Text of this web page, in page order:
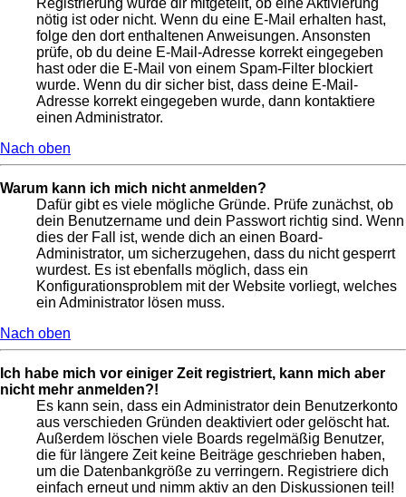
Registrierung wurde dir mitgeteilt, ob eine Aktivierung
nötig ist oder nicht. Wenn du eine E-Mail erhalten hast,
folge den dort enthaltenen Anweisungen. Ansonsten
prüfe, ob du deine E-Mail-Adresse korrekt eingegeben
hast oder die E-Mail von einem Spam-Filter blockiert
wurde. Wenn du dir sicher bist, dass deine E-Mail-
Adresse korrekt eingegeben wurde, dann kontaktiere
einen Administrator.
Nach oben
Warum kann ich mich nicht anmelden?
Dafür gibt es viele mögliche Gründe. Prüfe zunächst, ob
dein Benutzername und dein Passwort richtig sind. Wenn
dies der Fall ist, wende dich an einen Board-
Administrator, um sicherzugehen, dass du nicht gesperrt
wurdest. Es ist ebenfalls möglich, dass ein
Konfigurationsproblem mit der Website vorliegt, welches
ein Administrator lösen muss.
Nach oben
Ich habe mich vor einiger Zeit registriert, kann mich aber
nicht mehr anmelden?!
Es kann sein, dass ein Administrator dein Benutzerkonto
aus verschieden Gründen deaktiviert oder gelöscht hat.
Außerdem löschen viele Boards regelmäßig Benutzer,
die für längere Zeit keine Beiträge geschrieben haben,
um die Datenbankgröße zu verringern. Registriere dich
einfach erneut und nimm aktiv an den Diskussionen teil!